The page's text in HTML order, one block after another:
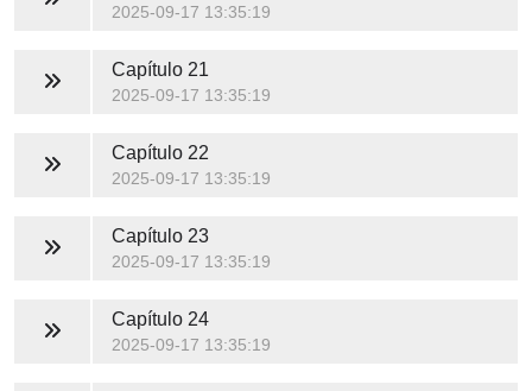
2025-09-17 13:35:19
Capítulo 21
2025-09-17 13:35:19
Capítulo 22
2025-09-17 13:35:19
Capítulo 23
2025-09-17 13:35:19
Capítulo 24
2025-09-17 13:35:19